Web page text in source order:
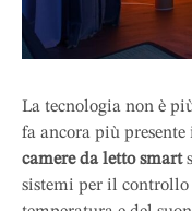
La tecnologia non è
fa ancora più
camere da letto smart
sistemi per il